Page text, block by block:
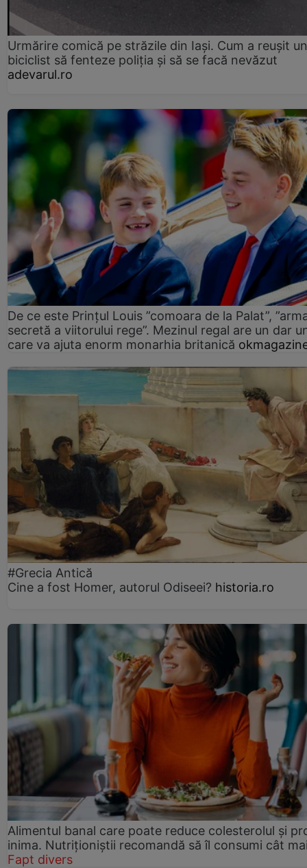
Urmărire comică pe străzile din Iași. Cum a reușit un
biciclist să fenteze poliția și să se facă nevăzut
adevarul.ro
De ce este Prințul Louis ”comoara de la Palat”,
secretă a viitorului rege”. Mezinul regal are un dar
care va ajuta enorm monarhia britanică
#Grecia Antică
Cine a fost Homer, autorul Odiseei? historia.ro
Alimentul banal care poate reduce colesterolul și
inima. Nutriționiștii recomandă să îl consumi cât
Fapt divers